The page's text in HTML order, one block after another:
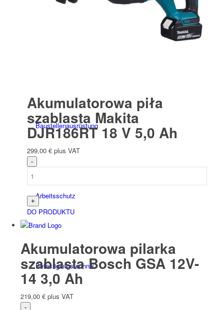
Bau­stellen­aus­rüstung
Arbeits­schutz
Befesti­gungs­technik
Akumulatorowa piła
szablasta Makita
DJR186RT 18 V 5,0 Ah
299,00 € plus VAT
DO PRODUKTU
Akumulatorowa pilarka
szablasta Bosch GSA 12V-
14 3,0 Ah
219,00 € plus VAT